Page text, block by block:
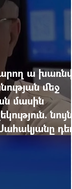
ա խառնվի
մեջ
մասին
նույն
դեռ